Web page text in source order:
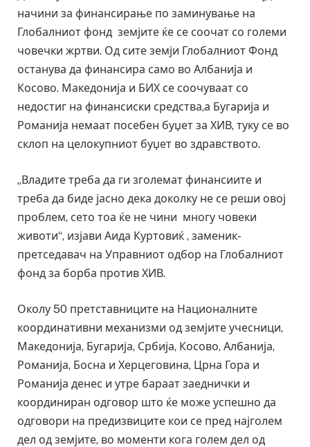
начини за финансирање по заминување на
Глобалниот фонд земјите ќе се соочат со големи
човечки жртви. Од сите земји Глобалниот Фонд
останува да финансира само во Албанија и
Косово. Македонија и БИХ се соочуваат со
недостиг на финансиски средства,а Бугарија и
Романија немаат посебен буџет за ХИВ, туку се во
склоп на целокупниот буџет во здравството.
„Владите треба да ги зголемат финансиите и
треба да биде јасно дека доколку не се реши овој
проблем, сето тоа ќе не чини многу човеки
животи“, изјави Аида Куртовиќ , заменик-
претседавач на Управниот одбор на Глобалниот
фонд за борба против ХИВ.
Околу 50 претставниците на Националните
координативни механизми од земјите учесници,
Македонија, Бугарија, Србија, Косово, Албанија,
Романија, Босна и Херцеговина, Црна Гора и
Романија денес и утре бараат заеднички и
координиран одговор што ќе може успешно да
одговори на предизвиците кои се пред најголем
дел од земјите, во моменти кога голем дел од